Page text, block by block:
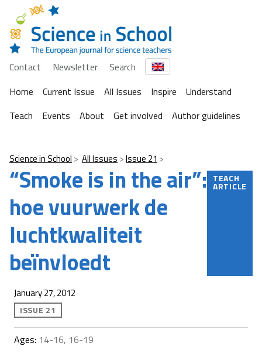
Contact Newsletter
Search
Home
Current Issue All Issues Inspire
Understand
Teach
Events About Get involved Author guidelines
Science in School All Issues Issue 21
“Smoke is in the air”:
hoe vuurwerk de
luchtkwaliteit
beïnvloedt
TEACH
ARTICLE
January 27, 2012
ISSUE 21
Ages: 14-16, 16-19